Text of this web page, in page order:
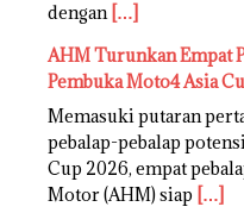
dengan […]
AHM Turunkan Empat
Pembuka Moto4 Asia
Memasuki putaran
pebalap-pebalap
Cup 2026, empat
Motor (AHM) siap […]